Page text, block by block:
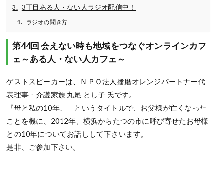
3丁目ある人・ない人ラジオ配信中！
ラジオの聞き方
第44回 会えない時も地域をつなぐオンラインカフ
ェ～ある人・ない人カフェ～
ゲストスピーカーは、ＮＰＯ法人播磨オレンジパートナー代
表理事・介護家族 丸尾 とし子 氏です。
『母と私の10年』 というタイトルで、お父様が亡くなった
ことを機に、2012年、横浜からたつの市に呼び寄せたお母様
との10年についてお話しして下さいます。
是非、ご参加下さい。